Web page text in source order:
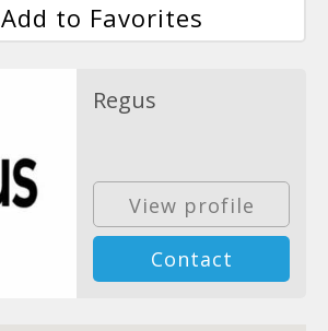
Add to Favorites
Regus
View profile
Contact